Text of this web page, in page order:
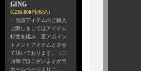
GING
8,236,800円(税込)
・当該アイテムのご購入
に際しましてはアイテム
特性を鑑み、要アポイン
トメントアイテムとさせ
て頂いております。（ご
面倒ではございますが当
ホームページよりご…